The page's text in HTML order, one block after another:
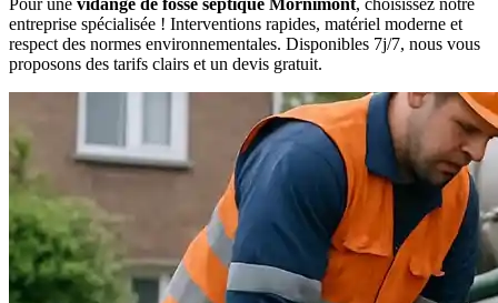
Pour une vidange de fosse septique Mornimont, choisissez notre
entreprise spécialisée ! Interventions rapides, matériel moderne et
respect des normes environnementales. Disponibles 7j/7, nous vous
proposons des tarifs clairs et un devis gratuit.